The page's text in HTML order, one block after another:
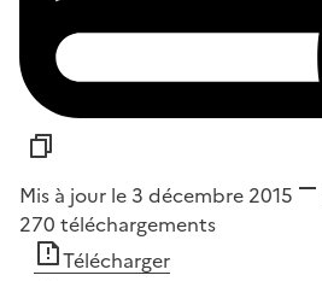
Mis à jour le 3 décembre 2015
270 téléchargements
Télécharger